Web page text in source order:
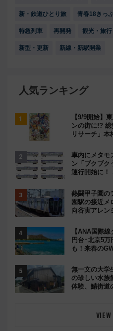
新・鉄道ひとり旅 青春18きっ
特急列車 再開発 観光・旅行
新型・更新 新線・新駅開業
人気ランキング
【9/9開始】
ンの街に!?
リサーチ」本
車内にメタモ
ン「ブクブク
運行開始に！
熱闘甲子園の
園駅の接近メ
向谷実アレン
【ANA国際
円台･北京5
も！来春の
無一文の大学
の珍しい水族
体験、鯖街道